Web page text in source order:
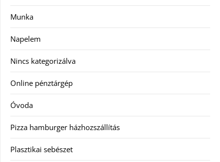
Munka
Napelem
Nincs kategorizálva
Online pénztárgép
Óvoda
Pizza hamburger házhozszállítás
Plasztikai sebészet